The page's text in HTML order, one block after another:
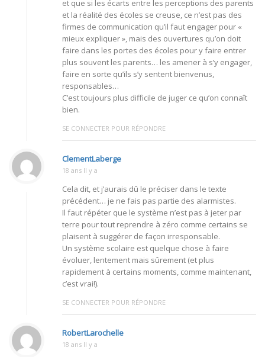
et que si les écarts entre les perceptions des parents
et la réalité des écoles se creuse, ce n’est pas des
firmes de communication qu’il faut engager pour «
mieux expliquer », mais des ouvertures qu’on doit
faire dans les portes des écoles pour y faire entrer
plus souvent les parents… les amener à s’y engager,
faire en sorte qu’ils s’y sentent bienvenus,
responsables…
C’est toujours plus difficile de juger ce qu’on connaît
bien.
SE CONNECTER POUR RÉPONDRE
ClementLaberge
18 ans Il y a
Cela dit, et j’aurais dû le préciser dans le texte
précédent… je ne fais pas partie des alarmistes.
Il faut répéter que le système n’est pas à jeter par
terre pour tout reprendre à zéro comme certains se
plaisent à suggérer de façon irresponsable.
Un système scolaire est quelque chose à faire
évoluer, lentement mais sûrement (et plus
rapidement à certains moments, comme maintenant,
c’est vrai!).
SE CONNECTER POUR RÉPONDRE
RobertLarochelle
18 ans Il y a